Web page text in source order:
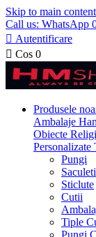
Skip to main content
Call us: WhatsApp
 Autentificare
 Cos 0
Produsele
Ambalaje
Obiecte
Personalizate
Pungi
Saculeti
Sticlute
Cutii
Tiple
Pungi